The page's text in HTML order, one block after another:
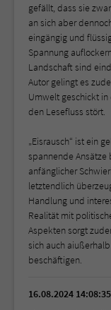
gefällt, dass sie
an sich aber
eingängig und
Spannung
Landschaft sind
Autor gelingt es
Umwelt geschickt
den Lesefluss stört.
„Eisrausch“ ist ein
spannende
anfänglicher
letztendlich
Handlung und
Realität mit
Aspekten sorgt
sich auch
beschäftigen.
16.08.2024 14:08:35